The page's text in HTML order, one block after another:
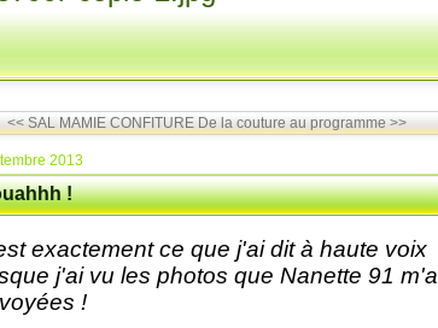
<< SAL MAMIE CONFITURE De la couture au programme >>
2013
!
exactement ce que j'ai dit à haute voix
j'ai vu les photos que Nanette 91 m'a
!